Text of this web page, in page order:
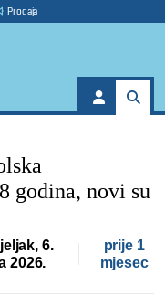
Prodaja
godina, novi su
6.
2026.
prije 1
mjesec